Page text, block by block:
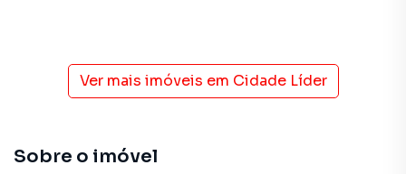
Ver mais imóveis em Cidade Líder
Sobre o imóvel